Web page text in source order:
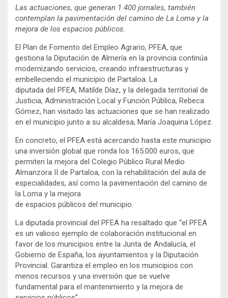
Las actuaciones, que generan 1.400 jornales, también
contemplan la pavimentación del camino de La Loma y la
mejora de los espacios públicos.
El Plan de Fomento del Empleo Agrario, PFEA, que
gestiona la Diputación de Almería en la provincia continúa
modernizando servicios, creando infraestructuras y
embelleciendo el municipio de Partaloa. La
diputada del PFEA, Matilde Díaz, y la delegada territorial de
Justicia, Administración Local y Función Pública, Rebeca
Gómez, han visitado las actuaciones que se han realizado
en el municipio junto a su alcaldesa, María Joaquina López.
En concreto, el PFEA está acercando hasta este municipio
una inversión global que ronda los 165.000 euros, que
permiten la mejora del Colegio Público Rural Medio
Almanzora II de Partaloa, con la rehabilitación del aula de
especialidades, así como la pavimentación del camino de
la Loma y la mejora
de espacios públicos del municipio.
La diputada provincial del PFEA ha resaltado que “el PFEA
es un valioso ejemplo de colaboración institucional en
favor de los municipios entre la Junta de Andalucía, el
Gobierno de España, los ayuntamientos y la Diputación
Provincial. Garantiza el empleo en los municipios con
menos recursos y una inversión que se vuelve
fundamental para el mantenimiento y la mejora de